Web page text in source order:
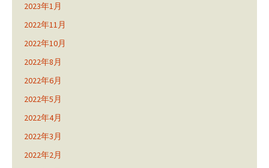
2023年1月
2022年11月
2022年10月
2022年8月
2022年6月
2022年5月
2022年4月
2022年3月
2022年2月